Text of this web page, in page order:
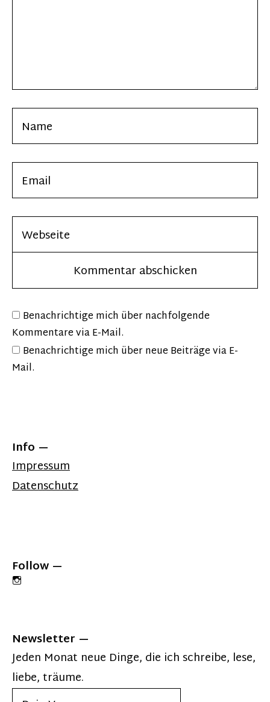
Benachrichtige mich über nachfolgende
Kommentare via E-Mail.
Benachrichtige mich über neue Beiträge via E-
Mail.
Info
Impressum
Datenschutz
Follow
Newsletter
Jeden Monat neue Dinge, die ich schreibe, lese,
liebe, träume.